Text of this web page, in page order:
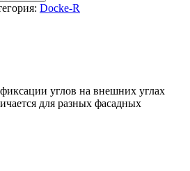
Docke-R
углов на внешних углах
для разных фасадных